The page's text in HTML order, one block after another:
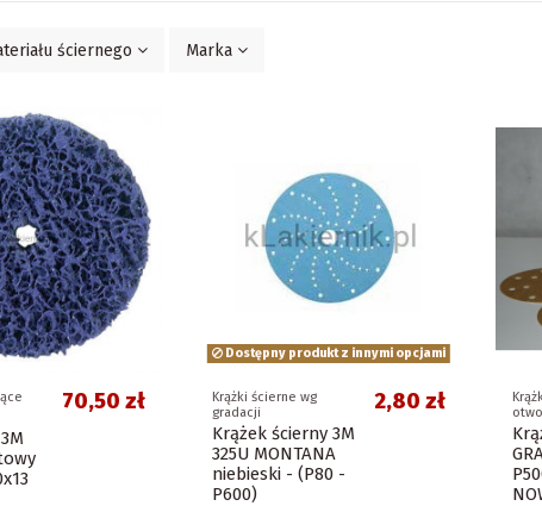
ściernego Marka
70,50 zł
Dostępny produkt z innymi opcjami
Krążki ścierne wg
gradacji
Krążek ścierny 3M
325U MONTANA
niebieski - (P80 -
P600)
2,80 zł